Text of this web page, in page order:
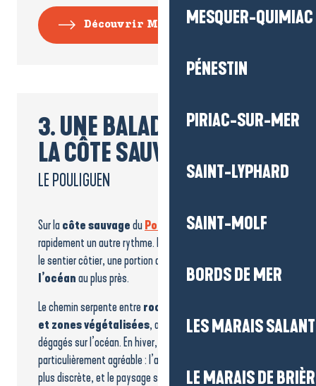
MESQUER-QUIMIAC
PÉNESTIN
PIRIAC-SUR-MER
SAINT-LYPHARD
SAINT-MOLF
BORDS DE MER
LES MARAIS
LE MARAIS DE
Découvrir Mesquer
3. UNE BALADE IODÉE SUR
LA CÔTE SAUVAGE
LE POULIGUEN
Sur lacôte sauvageduPouliguen, la balade prend
rapidement un autre rythme. En quittant le port, on rejoint
le sentier côtier, une portion du
l’océanau plus près.
Le chemin serpente entrerochers, petites criques
et zones végétalisées, avec des points de vue
dégagés sur l’océan. En hiver, la promenade est
particulièrement agréable : l’air est vif, la fréquentation
plus discrète, et le paysage se découvre sans détour. Avec